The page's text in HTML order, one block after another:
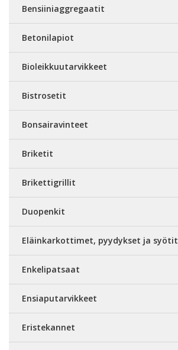
Bensiiniaggregaatit
Betonilapiot
Bioleikkuutarvikkeet
Bistrosetit
Bonsairavinteet
Briketit
Brikettigrillit
Duopenkit
Eläinkarkottimet, pyydykset ja syötit
Enkelipatsaat
Ensiaputarvikkeet
Eristekannet